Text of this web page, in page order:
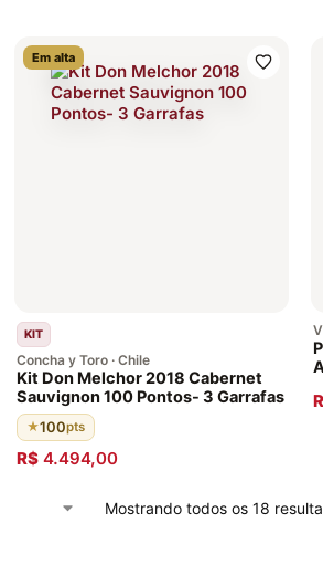
Em alta
KIT
Concha y Toro · Chile
Kit Don Melchor 2018 Cabernet
Sauvignon 100 Pontos- 3 Garrafas
★100pts
R$ 4.494,00
Mostrando todos os 18